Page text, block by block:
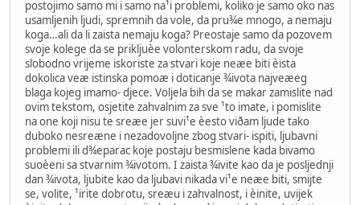
postojimo samo mi i samo na¹i problemi, koliko je samo oko nas
usamljenih ljudi, spremnih da vole, da pru¾e mnogo, a nemaju
koga…ali da li zaista nemaju koga? Preostaje samo da pozovem
svoje kolege da se prikljuèe volonterskom radu, da svoje
slobodno vrijeme iskoriste za stvari koje neæe biti èista
dokolica veæ istinska pomoæ i doticanje ¾ivota najveæeg
blaga kojeg imamo- djece. Voljela bih da se makar zamislite nad
ovim tekstom, osjetite zahvalnim za sve ¹to imate, i pomislite
na one koji nisu te sreæe jer suvi¹e èesto viðam ljude tako
duboko nesreæne i nezadovoljne zbog stvari- ispiti, ljubavni
problemi ili d¾eparac koje postaju besmislene kada bivamo
suoèeni sa stvarnim ¾ivotom. I zaista ¾ivite kao da je posljednji
dan ¾ivota, ljubite kao da ljubavi nikada vi¹e neæe biti, smijte
se, volite, ¹irite dobrotu, sreæu i zahvalnost, i èinite, uvijek